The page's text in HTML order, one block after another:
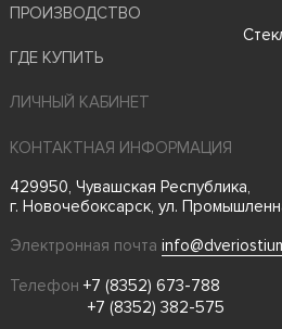
ПРОИЗВОДСТВО
ГДЕ КУПИТЬ
ЛИЧНЫЙ КАБИНЕТ
КОНТАКТНАЯ ИНФОРМАЦИЯ
429950, Чувашская Республика,
г. Новочебоксарск, ул.
Электронная почта
Телефон +7 (8352) 673-788
+7 (8352) 382-575